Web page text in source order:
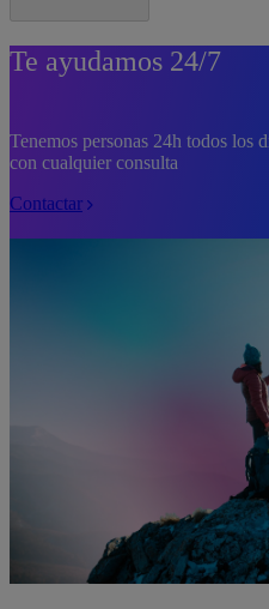
Te ayudamos 24/7
Tenemos personas 24h todos los
con cualquier consulta
Contactar